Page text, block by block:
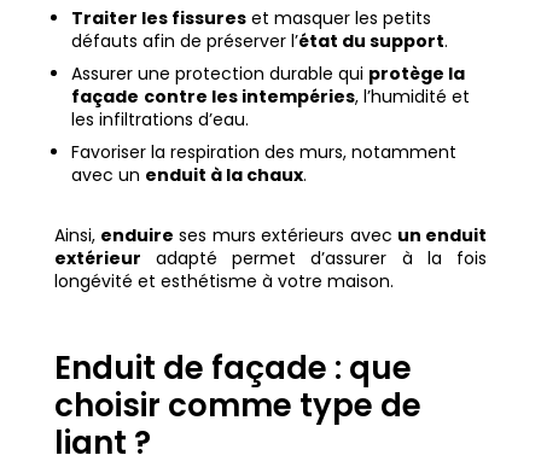
Traiter les fissureset masquer les petits
défauts afin de préserver l’état du support.
Assurer une protection durable qui protège la
façade contre les intempéries, l’humidité et
les infiltrations d’eau.
Favoriser la respiration des murs, notamment
avec un enduit à la chaux.
Ainsi, enduire ses murs extérieurs avec un enduit
extérieur adapté permet d’assurer à la fois
longévité et esthétisme à votre maison.
Enduit de façade : que
choisir comme type de
liant ?